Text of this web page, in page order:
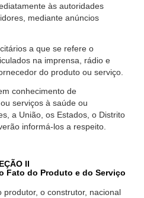
às autoridades
mediante anúncios
a que se refere o
na imprensa, rádio e
do produto ou serviço.
conhecimento de
serviços à saúde ou
a União, os Estados, o Distrito
informá-los a respeito.
II
Fato do Produto e do Serviço
produtor, o construtor, nacional